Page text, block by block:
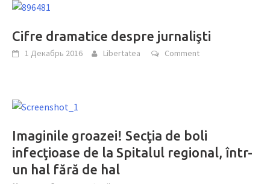
Cifre dramatice despre jurnalişti
1 Декабрь 2016 Libertatea Comment
Imaginile groazei! Secţia de boli
infecţioase de la Spitalul regional, într-
un hal fără de hal